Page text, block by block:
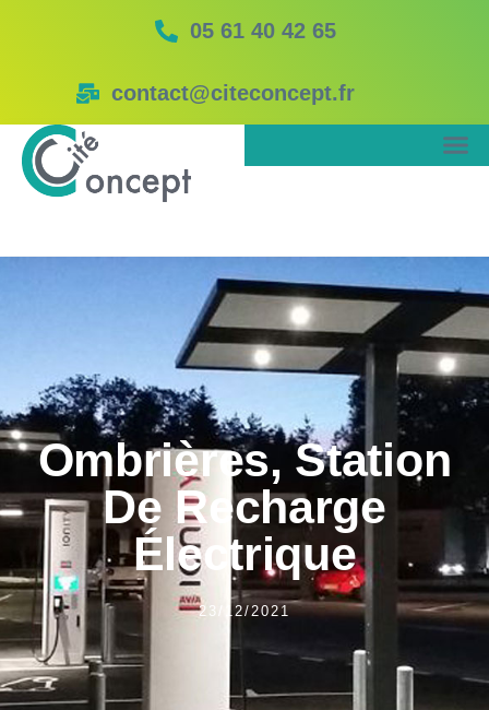
05 61 40 42 65
contact@citeconcept.fr
Ombrières, Station
De Recharge
Électrique
23/12/2021